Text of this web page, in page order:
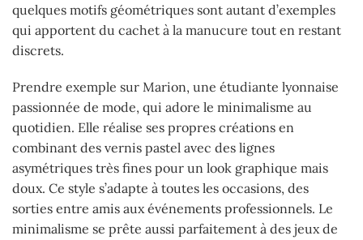
quelques motifs géométriques sont autant d’exemples
qui apportent du cachet à la manucure tout en restant
discrets.
Prendre exemple sur Marion, une étudiante lyonnaise
passionnée de mode, qui adore le minimalisme au
quotidien. Elle réalise ses propres créations en
combinant des vernis pastel avec des lignes
asymétriques très fines pour un look graphique mais
doux. Ce style s’adapte à toutes les occasions, des
sorties entre amis aux événements professionnels. Le
minimalisme se prête aussi parfaitement à des jeux de